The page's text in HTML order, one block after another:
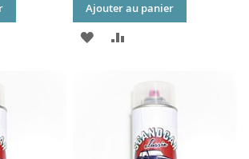
Ajouter au panier
AJOUTER
D’ENVIE
COMPARATEUR